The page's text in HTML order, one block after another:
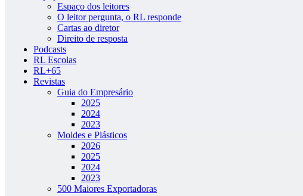
Espaço dos leitores
O leitor pergunta, o RL responde
Cartas ao diretor
Direito de resposta
Podcasts
RL Escolas
RL+65
Revistas
Guia do Empresário
2025
2024
2023
Moldes e Plásticos
2026
2025
2024
2023
500 Maiores Exportadoras